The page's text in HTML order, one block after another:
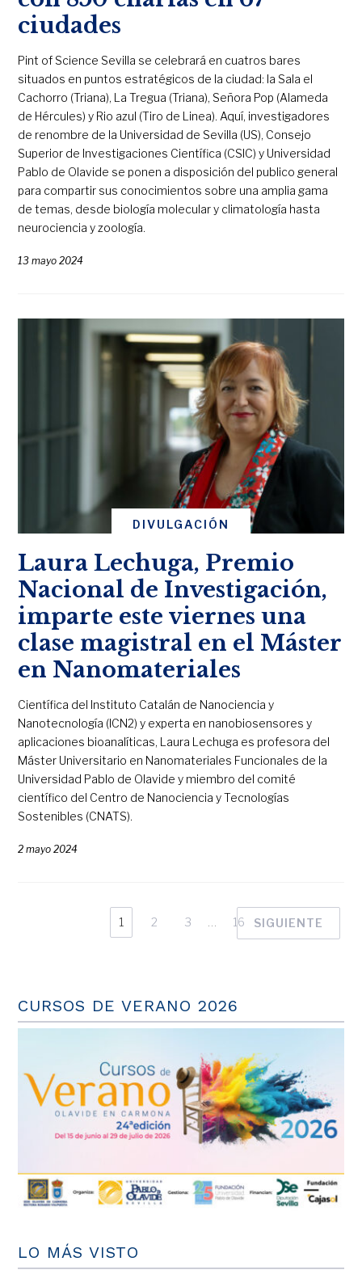
ciudades
Pint of Science Sevilla se celebrará en cuatros bares
situados en puntos estratégicos de la ciudad: la Sala el
Cachorro (Triana), La Tregua (Triana), Señora Pop (Alameda
de Hércules) y Rio azul (Tiro de Linea). Aquí, investigadores
de renombre de la Universidad de Sevilla (US), Consejo
Superior de Investigaciones Científica (CSIC) y Universidad
Pablo de Olavide se ponen a disposición del publico general
para compartir sus conocimientos sobre una amplia gama
de temas, desde biología molecular y climatología hasta
neurociencia y zoología.
13 mayo 2024
DIVULGACIÓN
Laura Lechuga, Premio
Nacional de Investigación,
imparte este viernes una
clase magistral en el Máster
en Nanomateriales
Científica del Instituto Catalán de Nanociencia y
Nanotecnología (ICN2) y experta en nanobiosensores y
aplicaciones bioanalíticas, Laura Lechuga es profesora del
Máster Universitario en Nanomateriales Funcionales de la
Universidad Pablo de Olavide y miembro del comité
científico del Centro de Nanociencia y Tecnologías
Sostenibles (CNATS).
2 mayo 2024
1 2 3 16 SIGUIENTE
CURSOS DE VERANO 2026
LO MÁS VISTO